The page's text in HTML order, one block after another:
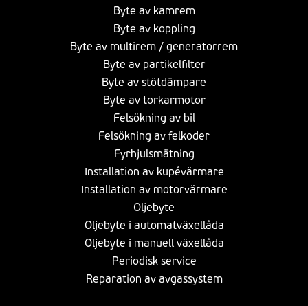
Byte av kamrem
Byte av koppling
Byte av multirem / generatorrem
Byte av partikelfilter
Byte av stötdämpare
Byte av torkarmotor
Felsökning av bil
Felsökning av felkoder
Fyrhjulsmätning
Installation av kupévärmare
Installation av motorvärmare
Oljebyte
Oljebyte i automatväxellåda
Oljebyte i manuell växellåda
Periodisk service
Reparation av avgassystem